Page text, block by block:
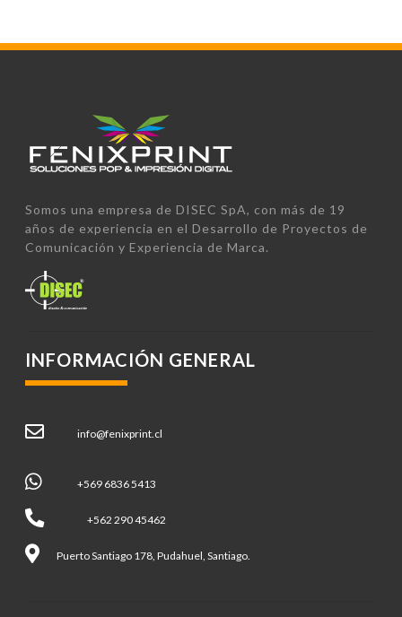
Somos una empresa de DISEC SpA, con más de 19
años de experiencia en el Desarrollo de Proyectos de
Comunicación y Experiencia de Marca.
INFORMACIÓN GENERAL
info@fenixprint.cl
+569 6836 5413
+562 290 45462
Puerto Santiago 178, Pudahuel, Santiago.